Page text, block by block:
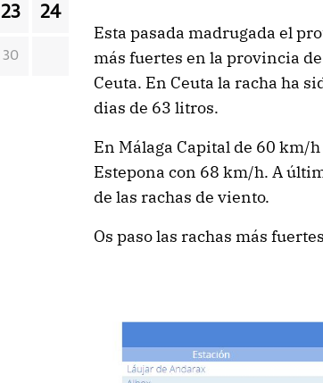
Esta pasada madrugada el
más fuertes en la provincia
Ceuta. En Ceuta la racha ha
dias de 63 litros.
En Málaga Capital de 60 km/
Estepona con 68 km/h. A
de las rachas de viento.
Os paso las rachas más
23 24
30